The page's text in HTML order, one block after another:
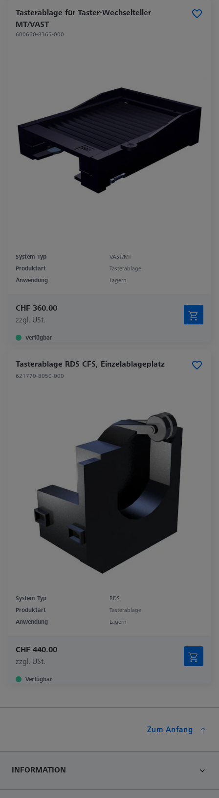
Tasterablage für Taster-Wechselteller
MT/VAST
600660-8365-000
System Typ
VAST/MT
Produktart
Tasterablage
Anwendung
Lagern
CHF 360.00
zzgl. USt.
Verfügbar
Tasterablage RDS CFS, Einzelablageplatz
621770-8050-000
System Typ
RDS
Produktart
Tasterablage
Anwendung
Lagern
CHF 440.00
zzgl. USt.
Verfügbar
Zum Anfang
INFORMATION